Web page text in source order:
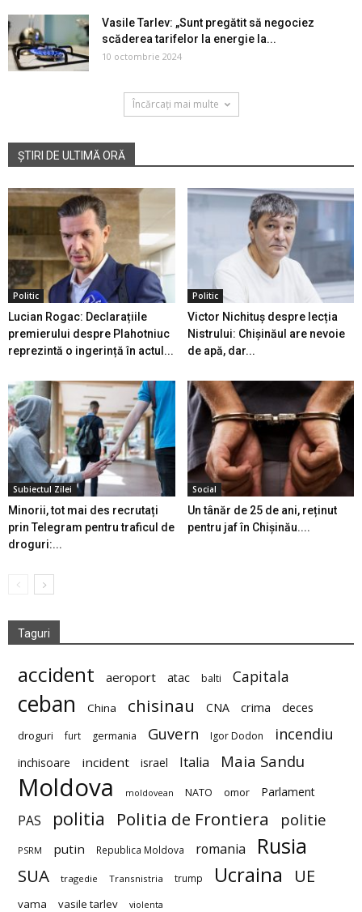
Vasile Tarlev: „Sunt pregătit să negociez
scăderea tarifelor la energie la...
10 octombrie 2024
Încărcați mai multe
ȘTIRI DE ULTIMĂ ORĂ
Politic
Lucian Rogac: Declarațiile
premierului despre Plahotniuc
reprezintă o ingerință în actul...
Politic
Victor Nichituș despre lecția
Nistrului: Chișinăul are nevoie
de apă, dar...
Subiectul Zilei
Minorii, tot mai des recrutați
prin Telegram pentru traficul de
droguri:...
Social
Un tânăr de 25 de ani, reținut
pentru jaf în Chișinău....
Taguri
accident aeroport atac balti Capitala
ceban China chisinau CNA crima deces
droguri furt germania Guvern Igor Dodon incendiu
inchisoare incident israel Italia Maia Sandu
Moldova moldovean NATO omor Parlament
PAS politia Politia de Frontiera politie
PSRM putin Republica Moldova romania Rusia
SUA tragedie Transnistria trump Ucraina UE
vama vasile tarlev violenta